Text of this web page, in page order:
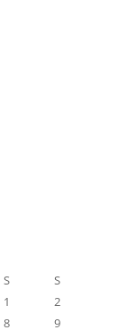
S
S
1
2
8
9